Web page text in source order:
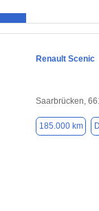
Renault Scenic
Saarbrücken,
185.000 km